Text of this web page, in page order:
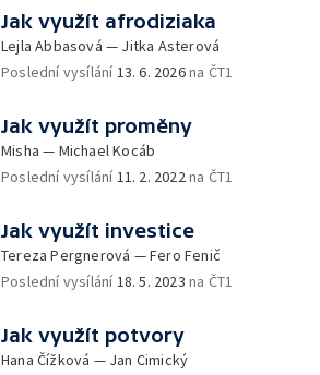
Jak využít afrodiziaka
Lejla Abbasová — Jitka Asterová
Poslední vysílání13. 6. 2026na ČT1
Jak využít proměny
Misha — Michael Kocáb
Poslední vysílání11. 2. 2022na ČT1
Jak využít investice
Tereza Pergnerová — Fero Fenič
Poslední vysílání18. 5. 2023 na ČT1
Jak využít potvory
Hana Čížková — Jan Cimický